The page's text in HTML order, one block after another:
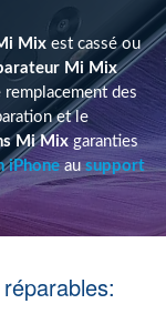
marques
Mix est cassé ou
Mi Mix
remplacement des
et le
Mi Mixgaranties
iPhoneausupport